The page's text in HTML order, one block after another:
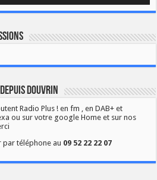
Douvrin
Radio Plus ! en fm , en DAB+ et
ou sur votre google Home et sur nos
par téléphone au 09 52 22 22 07